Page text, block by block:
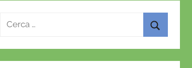
Ricerca